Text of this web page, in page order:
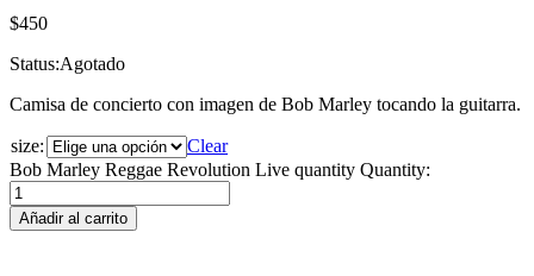
$450
Status:Agotado
Camisa de concierto con imagen de Bob Marley tocando la guitarra.
size:
Clear
Bob Marley Reggae Revolution Live quantity Quantity:
Añadir al carrito